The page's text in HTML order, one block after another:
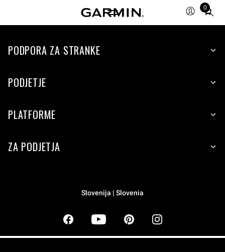
0
Total
items
cart:
PODPORA ZA STRANKE
PODJETJE
PLATFORME
ZA PODJETJA
Slovenija | Slovenia